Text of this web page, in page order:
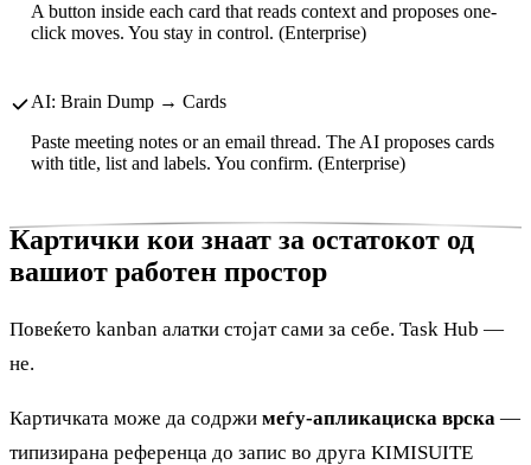
A button inside each card that reads context and proposes one-
click moves. You stay in control. (Enterprise)
AI: Brain Dump → Cards
Paste meeting notes or an email thread. The AI proposes cards
with title, list and labels. You confirm. (Enterprise)
Картички кои знаат за остатокот од
вашиот работен простор
Повеќето kanban алатки стојат сами за себе. Task Hub —
не.
Картичката може да содржи меѓу-апликациска врска —
типизирана референца до запис во друга KIMISUITE